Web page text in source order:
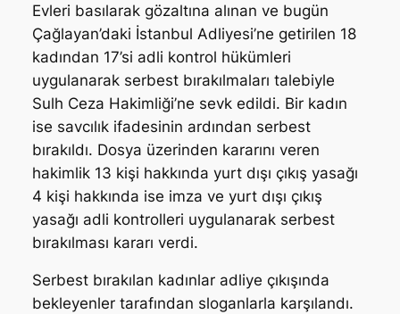
Evleri basılarak gözaltına alınan ve bugün
Çağlayan’daki İstanbul Adliyesi’ne getirilen 18
kadından 17’si adli kontrol hükümleri
uygulanarak serbest bırakılmaları talebiyle
Sulh Ceza Hakimliği’ne sevk edildi. Bir kadın
ise savcılık ifadesinin ardından serbest
bırakıldı. Dosya üzerinden kararını veren
hakimlik 13 kişi hakkında yurt dışı çıkış yasağı
4 kişi hakkında ise imza ve yurt dışı çıkış
yasağı adli kontrolleri uygulanarak serbest
bırakılması kararı verdi.
Serbest bırakılan kadınlar adliye çıkışında
bekleyenler tarafından sloganlarla karşılandı.